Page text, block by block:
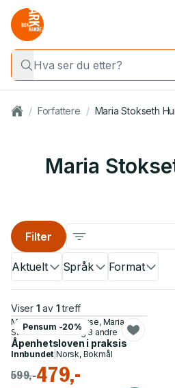
/ Forfattere / Maria Stokseth
Maria
Aktuelt Språk Format
Filter
Viser 1 av 1 treff
Pensum -20%
Mads Karlsrud Haugse, Maria
Stokseth Hurlen og 3 andre
Åpenhetsloven i praksis
Innbundet |Norsk, Bokmål
599,-479,-